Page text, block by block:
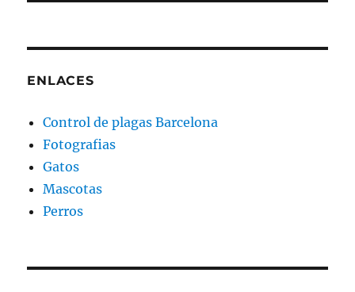
ENLACES
Control de plagas Barcelona
Fotografias
Gatos
Mascotas
Perros